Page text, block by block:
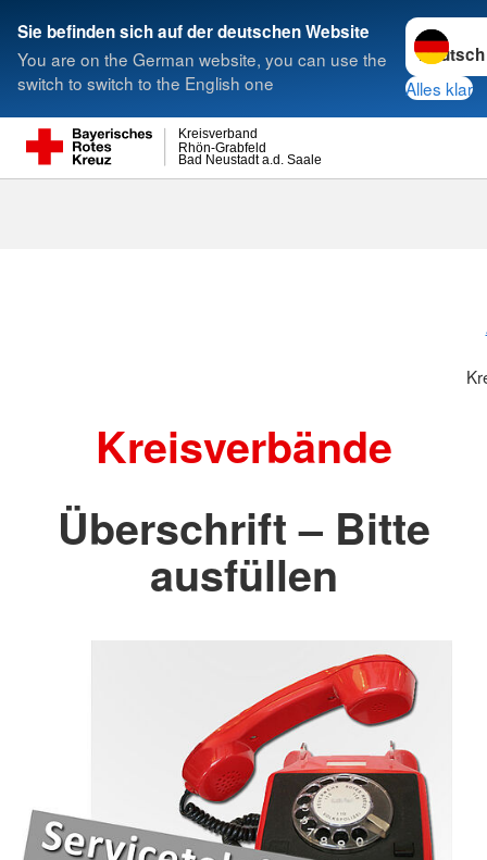
Sie befinden sich auf der deutschen Website
You are on the German website, you can use the
switch to switch to the English one
Sprache
Alles klar
Bad Neustadt a.d. Saale
Rhön-Grabfeld
Kreisverband
Suche
Kreisverbände
Überschrift – Bitte
ausfüllen